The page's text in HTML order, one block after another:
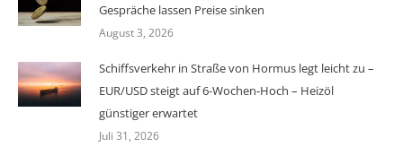
Gespräche lassen Preise sinken
August 3, 2026
Schiffsverkehr in Straße von Hormus legt leicht zu –
EUR/USD steigt auf 6-Wochen-Hoch – Heizöl
günstiger erwartet
Juli 31, 2026